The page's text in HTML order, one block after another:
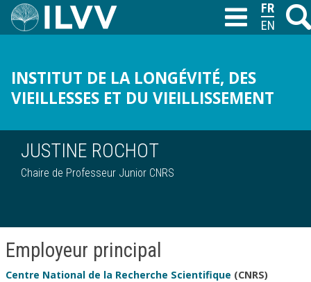
Aller
au
M
INSTITUT DE LA LONGÉVITÉ, DES
VIEILLESSES ET DU VIEILLISSEMENT
T
JUSTINE ROCHOT
Chaire de Professeur Junior CNRS
Employeur principal
Centre National de la Recherche Scientifique (CNRS)
ENGLISH